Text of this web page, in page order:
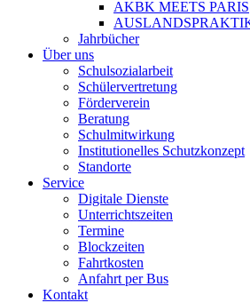
AKBK MEETS PARIS
Jahrbücher
Über uns
Schulsozialarbeit
Schülervertretung
Förderverein
Beratung
Schulmitwirkung
Institutionelles Schutzkonzept
Standorte
Service
Digitale Dienste
Unterrichtszeiten
Termine
Blockzeiten
Fahrtkosten
Anfahrt per Bus
Kontakt